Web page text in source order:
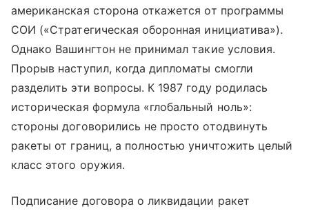
американская сторона откажется от программы
СОИ («Стратегическая оборонная инициатива»).
Однако Вашингтон не принимал такие условия.
Прорыв наступил, когда дипломаты смогли
разделить эти вопросы. К 1987 году родилась
историческая формула «глобальный ноль»:
стороны договорились не просто отодвинуть
ракеты от границ, а полностью уничтожить целый
класс этого оружия.
Подписание договора о ликвидации ракет